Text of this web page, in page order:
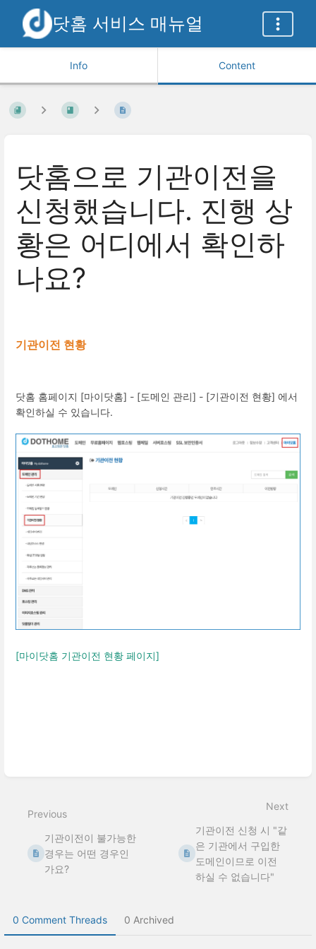
닷홈 서비스 매뉴얼
Info Content
닷홈으로 기관이전을
신청했습니다. 진행 상
황은 어디에서 확인하
나요?
기관이전 현황
닷홈 홈페이지 ​[마이닷홈] - [도메인 관리] - [기관이전 현황] 에서
확인하실 수 있습니다.
[마이닷홈 기관이전 현황 페이지]
mode
Previous
기관이전이 불가능한
경우는 어떤 경우인
가요?
Next
기관이전 신청 시 "같
은 기관에서 구입한
도메인이므로 이전
하실 수 없습니다"
0 Comment Threads 0 Archived